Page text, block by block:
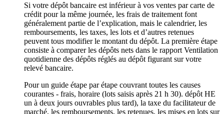
Si votre dépôt bancaire est inférieur à vos ventes par carte de
crédit pour la même journée, les frais de traitement font
généralement partie de l’explication, mais le calendrier, les
remboursements, les taxes, les lots et d’autres retenues
peuvent tous modifier le montant du dépôt. La première étape
consiste à comparer les dépôts nets dans le rapport Ventilation
quotidienne des dépôts réglés au dépôt figurant sur votre
relevé bancaire.
Pour un guide étape par étape couvrant toutes les causes
courantes - frais, horaire (lots saisis après 21 h 30). dépôt HE
un à deux jours ouvrables plus tard), la taxe du facilitateur de
marché, les remboursements, les retenues, les mises en lots sur